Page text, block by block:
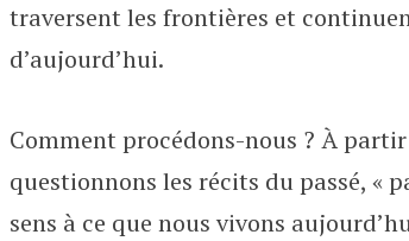
traversent les frontières et
d’aujourd’hui.
Comment procédons-nous ? À
questionnons les récits du passé, «
sens à ce que nous vivons